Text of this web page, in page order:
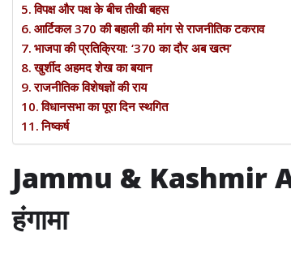
विपक्ष और पक्ष के बीच तीखी बहस
आर्टिकल 370 की बहाली की मांग से राजनीतिक टकराव
भाजपा की प्रतिक्रिया: ‘370 का दौर अब खत्म’
खुर्शीद अहमद शेख का बयान
राजनीतिक विशेषज्ञों की राय
विधानसभा का पूरा दिन स्थगित
निष्कर्ष
Jammu & Kashmir
हंगामा